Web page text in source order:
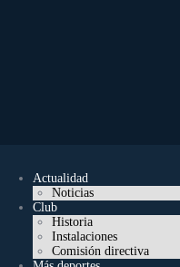
Actualidad
Noticias
Club
Historia
Instalaciones
Comisión directiva